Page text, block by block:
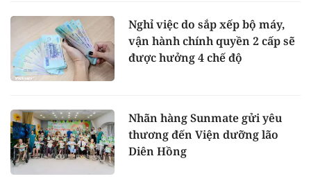
Nghỉ việc do sắp xếp bộ máy,
vận hành chính quyền 2 cấp sẽ
được hưởng 4 chế độ
Nhãn hàng Sunmate gửi yêu
thương đến Viện dưỡng lão
Diên Hồng